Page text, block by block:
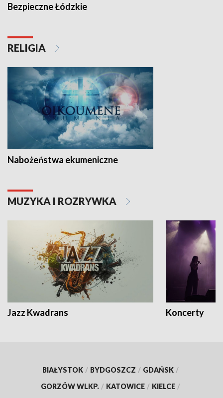
Bezpieczne Łódzkie
RELIGIA
Nabożeństwa ekumeniczne
MUZYKA I ROZRYWKA
Jazz Kwadrans Koncerty
BIAŁYSTOK / BYDGOSZCZ / GDAŃSK /
GORZÓW WLKP. / KATOWICE / KIELCE /